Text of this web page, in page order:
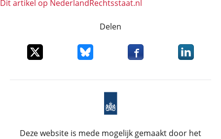
Dit artikel op NederlandRechts­staat.nl
Delen
Deel dit item op XDeel dit item op Bluesky
Deel dit item opDeel dit
Deze website is mede mogelijk gemaakt door het